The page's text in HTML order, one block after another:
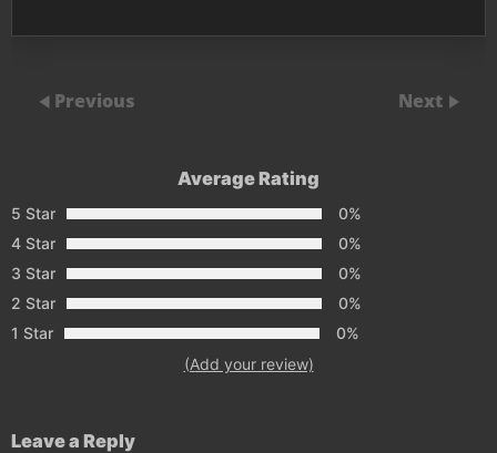
Previous Next
Average Rating
5 Star
0%
4 Star
0%
3 Star
0%
2 Star
0%
1 Star
0%
(Add your review)
Leave a Reply